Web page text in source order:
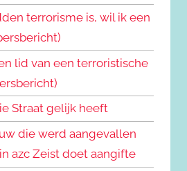
terrorisme is, wil ik een
lid van een terroristische
Straat gelijk heeft
die werd aangevallen
azc Zeist doet aangifte